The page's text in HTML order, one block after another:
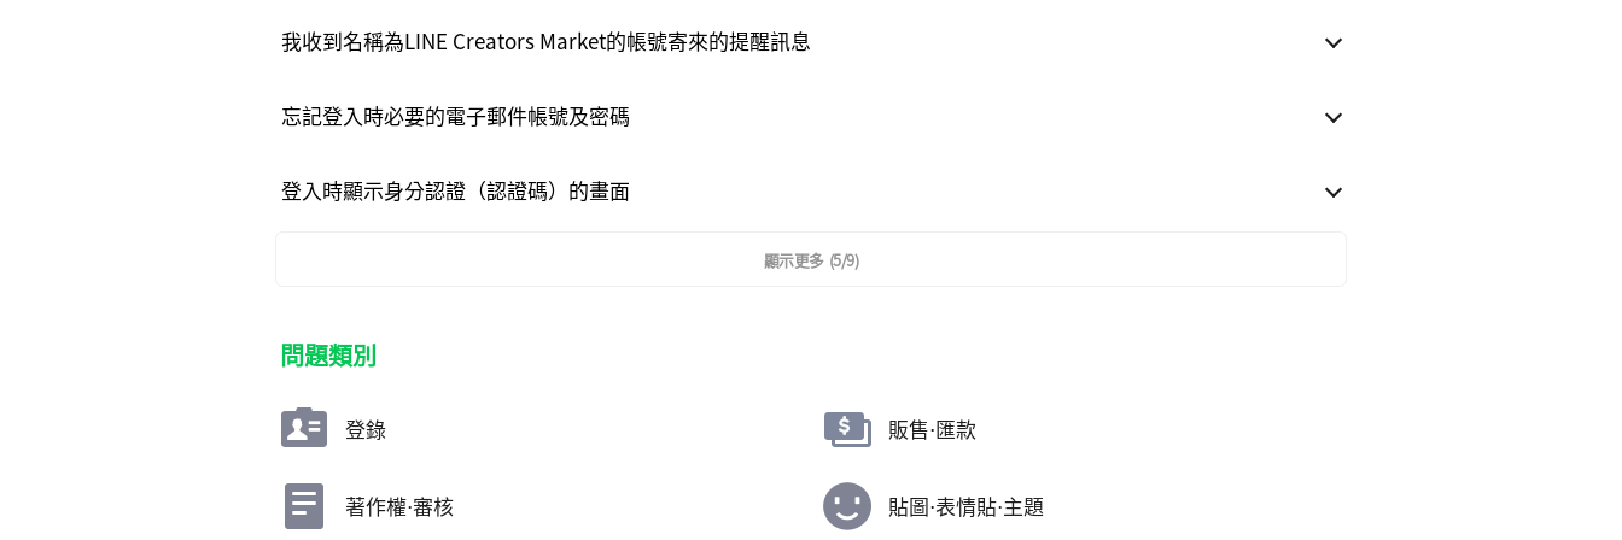
我收到名稱為LINE Creators Market的帳號寄來的提醒訊息
忘記登入時必要的電子郵件帳號及密碼
登入時顯示身分認證（認證碼）的畫面
顯示更多 (5/9)
問題類別
登錄 販售⋅匯款
著作權⋅審核 貼圖⋅表情貼⋅主題